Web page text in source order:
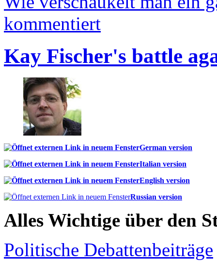
kommentiert
Kay Fischer's battle
German version
Italian version
English version
Russian version
Alles Wichtige über den
Politische Debattenbeiträge